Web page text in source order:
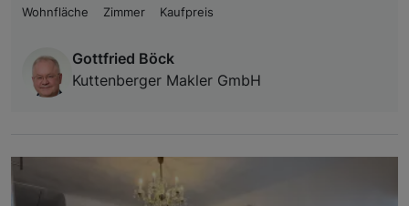
Wohnfläche
Zimmer Kaufpreis
Gottfried Böck
Kuttenberger Makler GmbH